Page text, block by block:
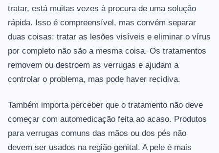
tratar, está muitas vezes à procura de uma solução
rápida. Isso é compreensível, mas convém separar
duas coisas: tratar as lesões visíveis e eliminar o vírus
por completo não são a mesma coisa. Os tratamentos
removem ou destroem as verrugas e ajudam a
controlar o problema, mas pode haver recidiva.
Também importa perceber que o tratamento não deve
começar com automedicação feita ao acaso. Produtos
para verrugas comuns das mãos ou dos pés não
devem ser usados na região genital. A pele é mais